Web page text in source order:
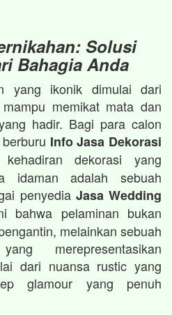
Solusi
Bahagia Anda
yang ikonik dimulai dari
memikat mata dan
hadir. Bagi para calon
Info Jasa Dekorasi
dekorasi yang
idaman adalah sebuah
penyedia Jasa Wedding
bahwa pelaminan bukan
melainkan sebuah
merepresentasikan
dari nuansa rustic yang
glamour yang penuh